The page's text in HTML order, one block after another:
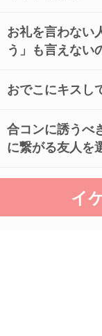
お礼を言わない
う」も言えない
おでこにキスし
合コンに誘うべ
に繋がる友人を
イ